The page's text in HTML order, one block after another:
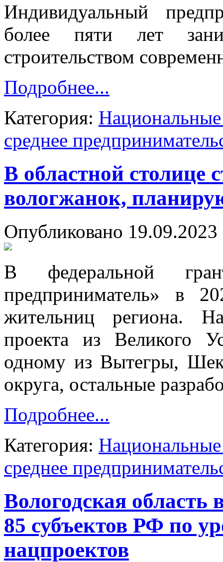
Индивидуальный
более пяти лет
строительством
Подробнее...
Категория:
среднее
В областной столице
вологжанок,
Опубликовано
В федеральной
предприниматель» в
жительниц региона.
проекта из Великого
одному из Вытегры,
округа, остальные
Подробнее...
Категория:
среднее
Вологодская
85 субъектов РФ по
нацпроектов